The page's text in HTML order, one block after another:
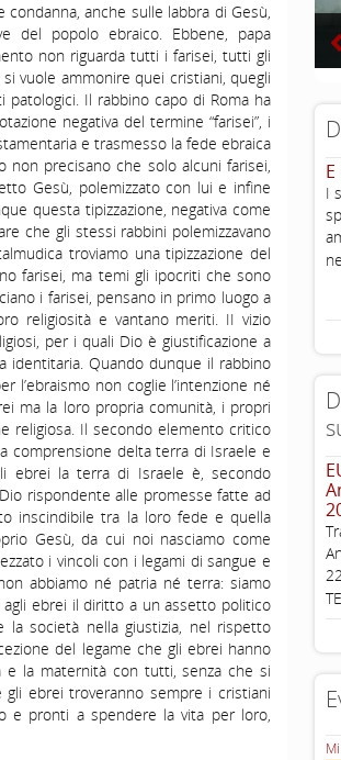
condanna, anche sulle labbra di Gesù,
del popolo ebraico. Ebbene, papa
non riguarda tutti i farisei, tutti gli
vuole ammonire quei cristiani, quegli
Il rabbino capo di Roma ha
negativa del termine “farisei”, i
e trasmesso la fede ebraica
precisano che solo alcuni farisei,
Gesù, polemizzato con lui e infine
questa tipizzazione, negativa come
che gli stessi rabbini polemizzavano
troviamo una tipizzazione del
farisei, ma temi gli ipocriti che sono
i farisei, pensano in primo luogo a
religiosità e vantano meriti. II vizio
per i quali Dio è giustificazione a
identitaria. Quando dunque il rabbino
l’ebraismo non coglie l’intenzione né
ma la loro propria comunità, i propri
religiosa. Il secondo elemento critico
comprensione delta terra di Israele e
ebrei la terra di Israele è, secondo
rispondente alle promesse fatte ad
inscindibile tra la loro fede e quella
Gesù, da cui noi nasciamo come
i vincoli con i legami di sangue e
abbiamo né patria né terra: siamo
ebrei il diritto a un assetto politico
società nella giustizia, nel rispetto
del legame che gli ebrei hanno
la maternità con tutti, senza che si
ebrei troveranno sempre i cristiani
e pronti a spendere la vita per loro,
I